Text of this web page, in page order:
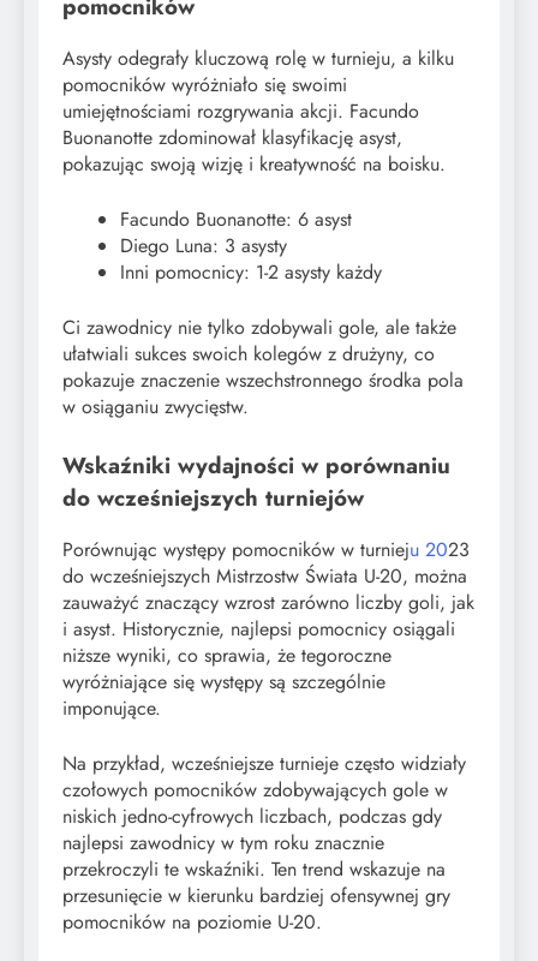
pomocników
Asysty odegrały kluczową rolę w turnieju, a kilku
pomocników wyróżniało się swoimi
umiejętnościami rozgrywania akcji. Facundo
Buonanotte zdominował klasyfikację asyst,
pokazując swoją wizję i kreatywność na boisku.
Facundo Buonanotte: 6 asyst
Diego Luna: 3 asysty
Inni pomocnicy: 1-2 asysty każdy
Ci zawodnicy nie tylko zdobywali gole, ale także
ułatwiali sukces swoich kolegów z drużyny, co
pokazuje znaczenie wszechstronnego środka pola
w osiąganiu zwycięstw.
Wskaźniki wydajności w porównaniu
do wcześniejszych turniejów
Porównując występy pomocników w turnieju 2023
do wcześniejszych Mistrzostw Świata U-20, można
zauważyć znaczący wzrost zarówno liczby goli, jak
i asyst. Historycznie, najlepsi pomocnicy osiągali
niższe wyniki, co sprawia, że tegoroczne
wyróżniające się występy są szczególnie
imponujące.
Na przykład, wcześniejsze turnieje często widziały
czołowych pomocników zdobywających gole w
niskich jedno-cyfrowych liczbach, podczas gdy
najlepsi zawodnicy w tym roku znacznie
przekroczyli te wskaźniki. Ten trend wskazuje na
przesunięcie w kierunku bardziej ofensywnej gry
pomocników na poziomie U-20.